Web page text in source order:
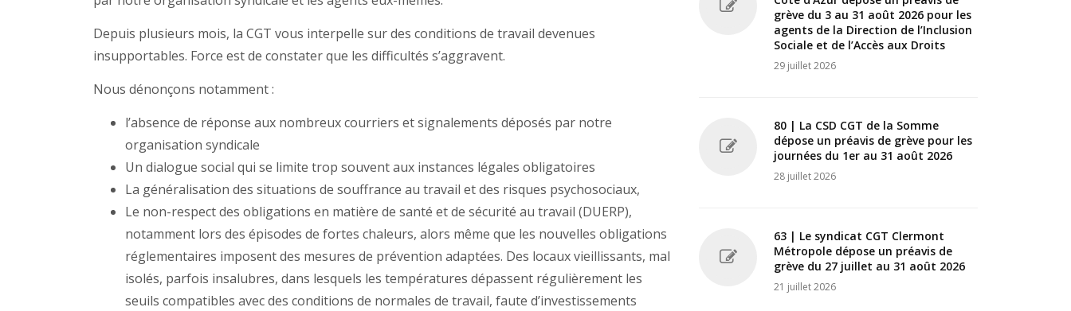
Depuis plusieurs mois, la CGT vous interpelle sur des conditions de travail devenues
insupportables. Force est de constater que les difficultés s’aggravent.
Nous dénonçons notamment :
l’absence de réponse aux nombreux courriers et signalements déposés par notre
organisation syndicale
Un dialogue social qui se limite trop souvent aux instances légales obligatoires
La généralisation des situations de souffrance au travail et des risques psychosociaux,
Le non-respect des obligations en matière de santé et de sécurité au travail (DUERP),
notamment lors des épisodes de fortes chaleurs, alors même que les nouvelles obligations
réglementaires imposent des mesures de prévention adaptées. Des locaux vieillissants, mal
isolés, parfois insalubres, dans lesquels les températures dépassent régulièrement les
seuils compatibles avec des conditions de normales de travail, faute d’investissements
grève du 3 au 31 août 2026 pour les
agents de la Direction de l’Inclusion
Sociale et de l’Accès aux Droits
29 juillet 2026
80 | La CSD CGT de la Somme
dépose un préavis de grève pour les
journées du 1er au 31 août 2026
28 juillet 2026
63 | Le syndicat CGT Clermont
Métropole dépose un préavis de
grève du 27 juillet au 31 août 2026
21 juillet 2026